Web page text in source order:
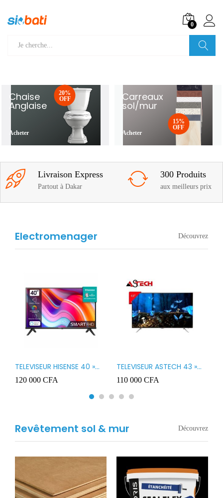
0
Chaise
Anglaise
Acheter
20%
OFF
Carreaux
sol/mur
Acheter
15%
OFF
Livraison Express
Partout à Dakar
300 Produits
aux meilleurs prix
Electromenager Découvrez
TELEVISEUR HISENSE 40 »
LED SMART VIDAA 40A4K
120 000 CFA
TELEVISEUR ASTECH 43 »
LED 43OD15
110 000 CFA
Revêtement sol & mur Découvrez